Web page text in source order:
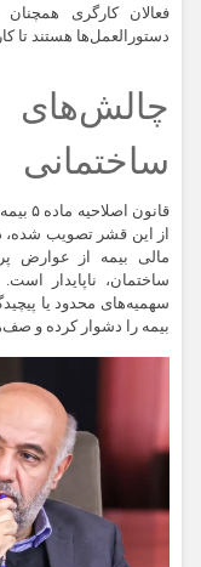
فعالان کارگری
دستورالعمل‌ها هستند تا
چالش‌های
ساختمانی
قانون
از این قشر تصویب شده،
مالی بیمه از عوارض
ساختمان، ناپایدار است.
سهمیه‌های محدود یا
بیمه را دشوار کرده و